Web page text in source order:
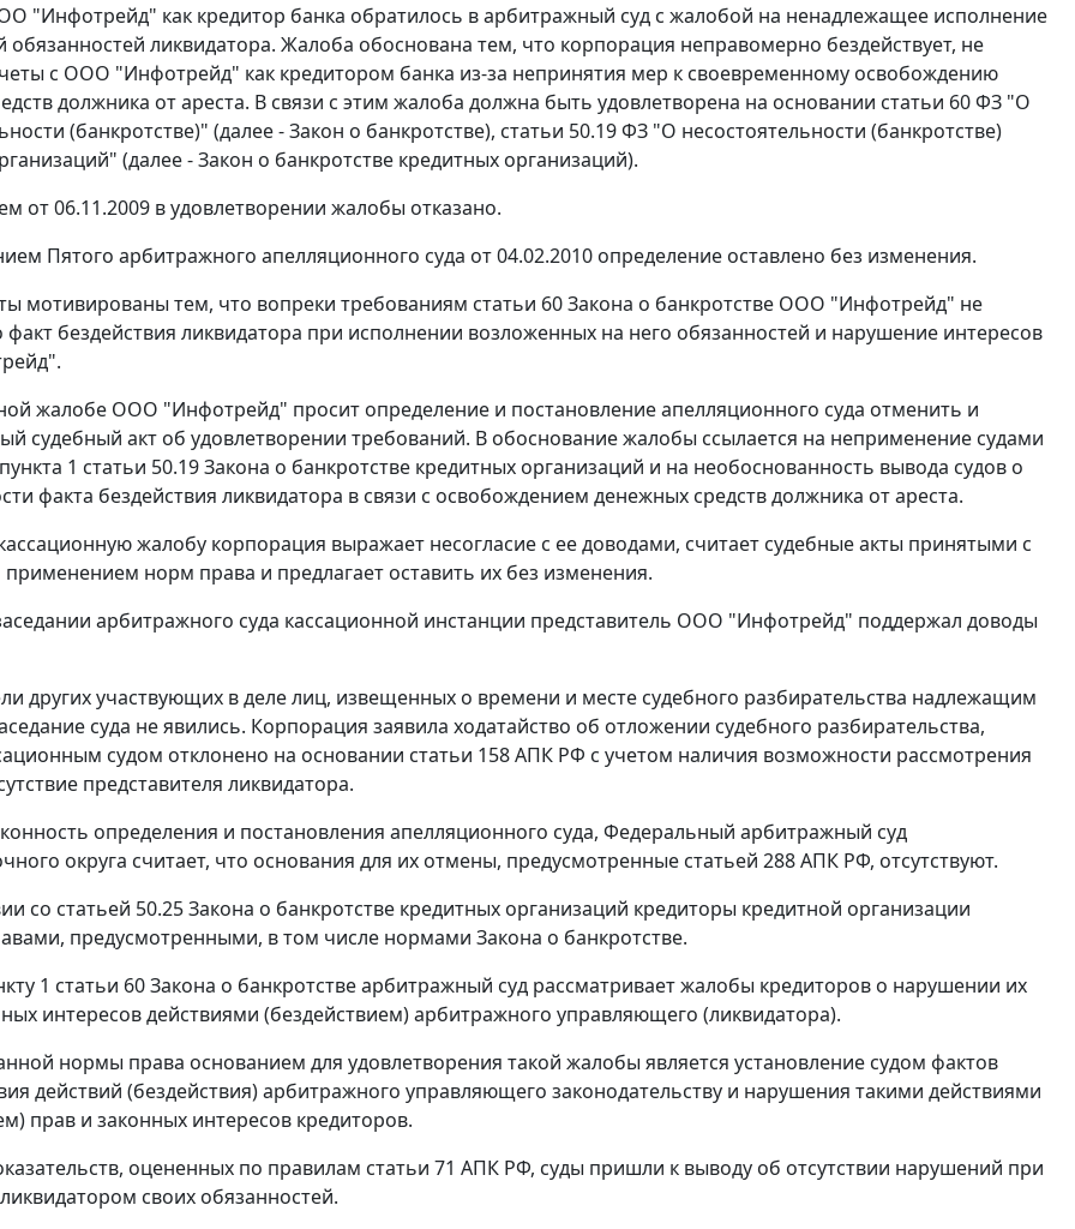
"Инфотрейд" как кредитор банка обратилось в арбитражный суд с жалобой на ненадлежащее исполнение
обязанностей ликвидатора. Жалоба обоснована тем, что корпорация неправомерно бездействует, не
с ООО "Инфотрейд" как кредитором банка из-за непринятия мер к своевременному освобождению
должника от ареста. В связи с этим жалоба должна быть удовлетворена на основании статьи 60ФЗ "О
(банкротстве)" (далее - Закон о банкротстве), статьи 50.19ФЗ "О несостоятельности (банкротстве)
(далее - Закон о банкротстве кредитных организаций).
от 06.11.2009 в удовлетворении жалобы отказано.
Пятого арбитражного апелляционного суда от 04.02.2010 определение оставлено без изменения.
мотивированы тем, что вопреки требованиям статьи 60 Закона о банкротстве ООО "Инфотрейд" не
факт бездействия ликвидатора при исполнении возложенных на него обязанностей и нарушение интересов
жалобе ООО "Инфотрейд" просит определение и постановление апелляционного суда отменить и
судебный акт об удовлетворении требований. В обоснование жалобы ссылается на неприменение судами
1 статьи 50.19Закона о банкротстве кредитных организаций и на необоснованность вывода судов о
факта бездействия ликвидатора в связи с освобождением денежных средств должника от ареста.
жалобу корпорация выражает несогласие с ее доводами, считает судебные акты принятыми с
норм права и предлагает оставить их без изменения.
арбитражного суда кассационной инстанции представитель ООО "Инфотрейд" поддержал доводы
других участвующих в деле лиц, извещенных о времени и месте судебного разбирательства надлежащим
суда не явились. Корпорация заявила ходатайство об отложении судебного разбирательства,
судом отклонено на основании статьи 158АПК РФ с учетом наличия возможности рассмотрения
представителя ликвидатора.
определения и постановления апелляционного суда, Федеральный арбитражный суд
округа считает, что основания для их отмены, предусмотренные статьей 288АПК РФ, отсутствуют.
со статьей 50.25Закона о банкротстве кредитных организаций кредиторы кредитной организации
предусмотренными, в том числе нормами Закона о банкротстве.
1 статьи 60Закона о банкротстве арбитражный суд рассматривает жалобы кредиторов о нарушении их
интересов действиями (бездействием) арбитражного управляющего (ликвидатора).
нормы права основанием для удовлетворения такой жалобы является установление судом фактов
действий (бездействия) арбитражного управляющего законодательству и нарушения такими действиями
прав и законных интересов кредиторов.
оцененных по правилам статьи 71 АПК РФ, суды пришли к выводу об отсутствии нарушений при
своих обязанностей.